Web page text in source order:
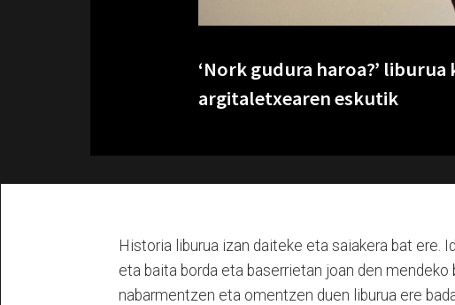
‘Nork gudura haroa?’
argitaletxearen eskutik
Historia liburua izan daiteke eta saiakera bat ere.
eta baita borda eta baserrietan joan den
nabarmentzen eta omentzen duen liburua ere